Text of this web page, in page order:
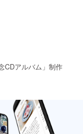
CDアルバム」制作